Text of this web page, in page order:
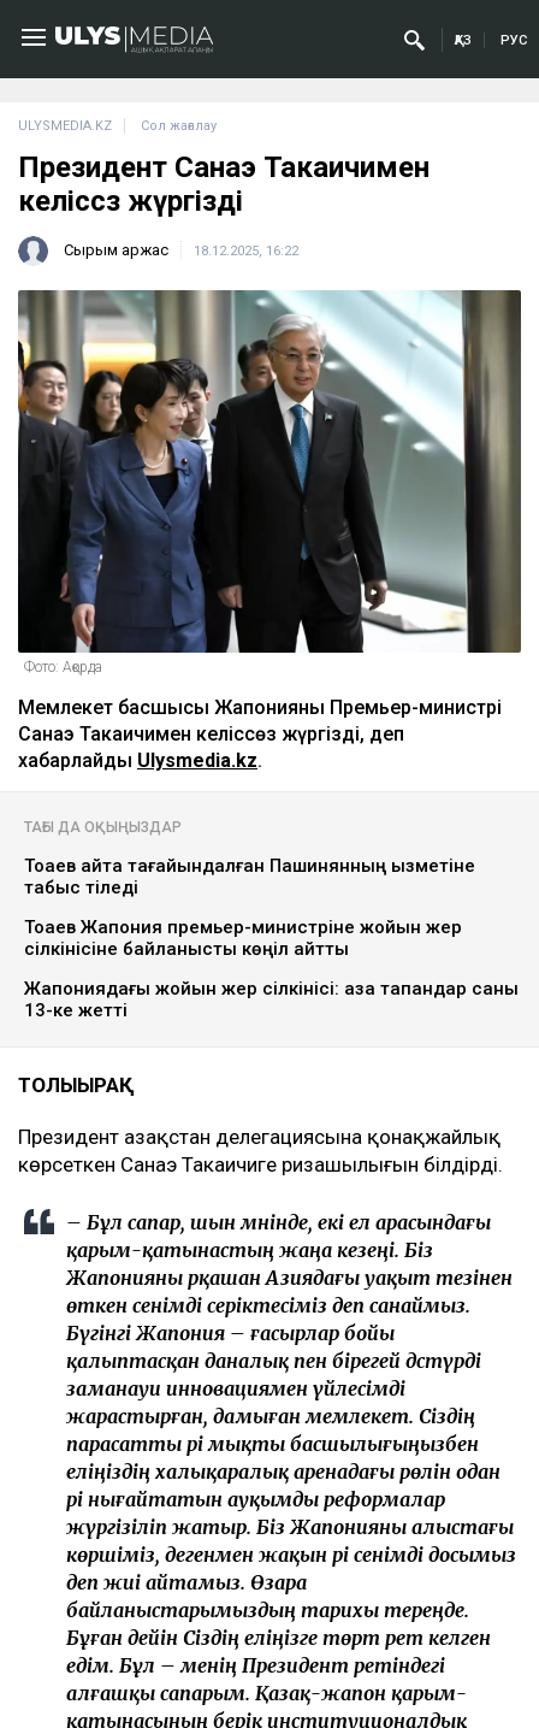
ҚАЗ РУС
ULYSMEDIA.KZ Сол жағалау
Президент Санаэ Такаичимен
келіссөз жүргізді
Сырым Қаржас 18.12.2025, 16:22
Фото: Ақорда
Мемлекет басшысы Жапонияның Премьер-министрі
Санаэ Такаичимен келіссөз жүргізді, деп
хабарлайды Ulysmedia.kz.
ТАҒЫ ДА ОҚЫҢЫЗДАР
Тоқаев қайта тағайындалған Пашинянның қызметіне
табыс тіледі
Тоқаев Жапония премьер-министріне жойқын жер
сілкінісіне байланысты көңіл айтты
Жапониядағы жойқын жер сілкінісі: қаза тапқандар саны
13-ке жетті
ТОЛЫҒЫРАҚ
Президент Қазақстан делегациясына қонақжайлық
көрсеткен Санаэ Такаичиге ризашылығын білдірді.
– Бұл сапар, шын мәнінде, екі ел арасындағы
қарым-қатынастың жаңа кезеңі. Біз
Жапонияны әрқашан Азиядағы уақыт тезінен
өткен сенімді серіктесіміз деп санаймыз.
Бүгінгі Жапония – ғасырлар бойы
қалыптасқан даналық пен бірегей дәстүрді
заманауи инновациямен үйлесімді
жарастырған, дамыған мемлекет. Сіздің
парасатты әрі мықты басшылығыңызбен
еліңіздің халықаралық аренадағы рөлін одан
әрі нығайтатын ауқымды реформалар
жүргізіліп жатыр. Біз Жапонияны алыстағы
көршіміз, дегенмен жақын әрі сенімді досымыз
деп жиі айтамыз. Өзара
байланыстарымыздың тарихы тереңде.
Бұған дейін Сіздің еліңізге төрт рет келген
едім. Бұл – менің Президент ретіндегі
алғашқы сапарым. Қазақ-жапон қарым-
қатынасының берік институционалдық